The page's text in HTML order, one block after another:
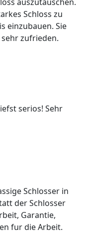
Schloss zu
einzubauen. Sie
zufrieden.
serios! Sehr
Schlosser in
der Schlosser
Garantie,
fur die Arbeit.